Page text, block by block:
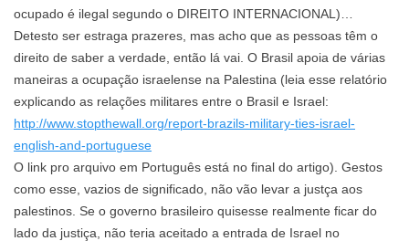
ocupado é ilegal segundo o DIREITO INTERNACIONAL)…
Detesto ser estraga prazeres, mas acho que as pessoas têm o
direito de saber a verdade, então lá vai. O Brasil apoia de várias
maneiras a ocupação israelense na Palestina (leia esse relatório
explicando as relações militares entre o Brasil e Israel:
http://www.stopthewall.org/report-brazils-military-ties-israel-
english-and-portuguese
O link pro arquivo em Português está no final do artigo). Gestos
como esse, vazios de significado, não vão levar a justça aos
palestinos. Se o governo brasileiro quisesse realmente ficar do
lado da justiça, não teria aceitado a entrada de Israel no